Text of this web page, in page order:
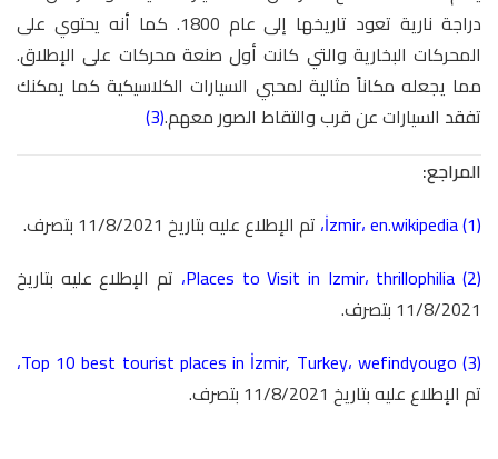
دراجة نارية تعود تاريخها إلى عام 1800. كما أنه يحتوي على
المحركات البخارية والتي كانت أول صنعة محركات على الإطلاق.
مما يجعله مكاناً مثالية لمحبي السيارات الكلاسيكية كما يمكنك
تفقد السيارات عن قرب والتقاط الصور معهم.(3)
المراجع:
(1)
İzmir،en.wikipedia ، تم الإطلاع عليه بتاريخ 11/8/2021 بتصرف.
(2)
Places to Visit in Izmir، thrillophilia ، تم الإطلاع عليه بتاريخ
11/8/2021 بتصرف.
(3)
Top 10 best tourist places in İzmir, Turkey، wefindyougo
،
تم الإطلاع عليه بتاريخ 11/8/2021 بتصرف.